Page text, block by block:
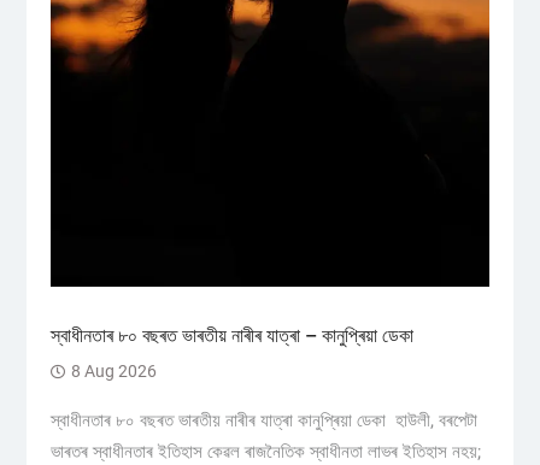
স্বাধীনতাৰ ৮০ বছৰত ভাৰতীয় নাৰীৰ যাত্ৰা – কানুপ্ৰিয়া ডেকা
8 Aug 2026
স্বাধীনতাৰ ৮০ বছৰত ভাৰতীয় নাৰীৰ যাত্ৰা কানুপ্ৰিয়া ডেকা হাউলী, বৰপেটা
ভাৰতৰ স্বাধীনতাৰ ইতিহাস কেৱল ৰাজনৈতিক স্বাধীনতা লাভৰ ইতিহাস নহয়;